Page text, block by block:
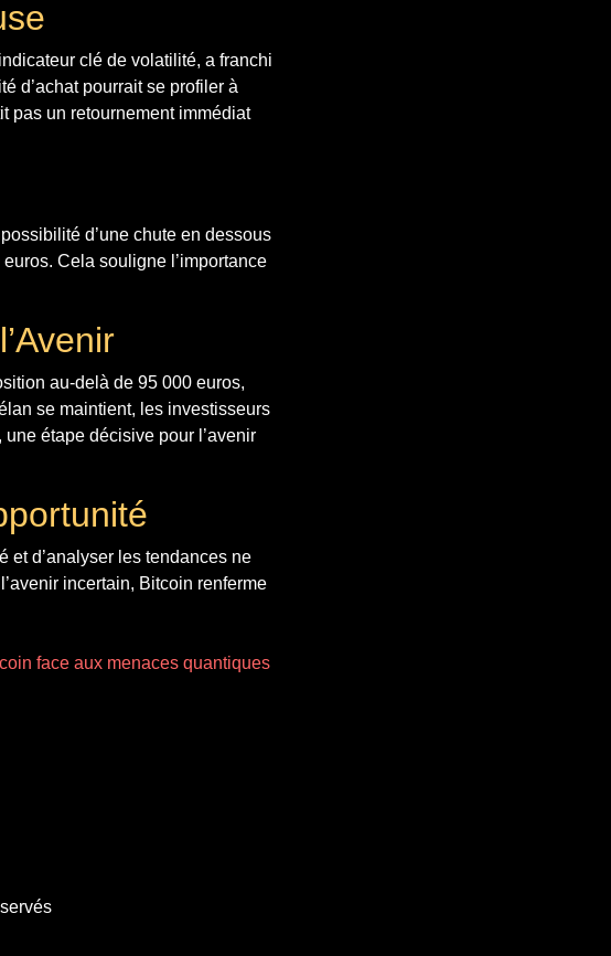
clé de volatilité, a franchi
d’achat pourrait se profiler à
pas un retournement immédiat
d’une chute en dessous
Cela souligne l’importance
au-delà de 95 000 euros,
se maintient, les investisseurs
étape décisive pour l’avenir
et d’analyser les tendances ne
incertain, Bitcoin renferme
face aux menaces quantiques